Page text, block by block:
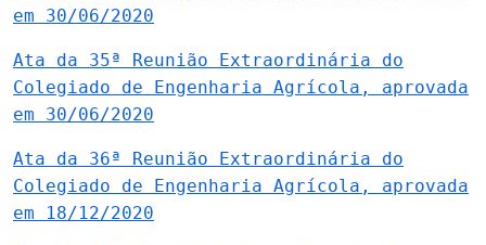
em 30/06/2020
Ata da 35ª Reunião Extraordinária do
Colegiado de Engenharia Agrícola, aprovada
em 30/06/2020
Ata da 36ª Reunião Extraordinária do
Colegiado de Engenharia Agrícola, aprovada
em 18/12/2020